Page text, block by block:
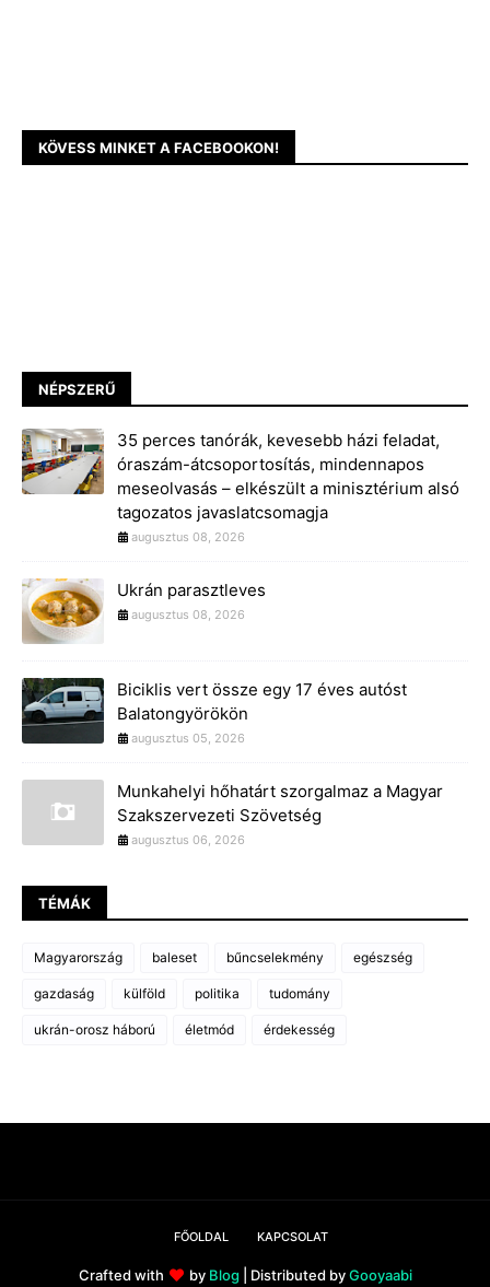
KÖVESS MINKET A FACEBOOKON!
NÉPSZERŰ
35 perces tanórák, kevesebb házi feladat,
óraszám-átcsoportosítás, mindennapos
meseolvasás – elkészült a minisztérium alsó
tagozatos javaslatcsomagja
augusztus 08, 2026
Ukrán parasztleves
augusztus 08, 2026
Biciklis vert össze egy 17 éves autóst
Balatongyörökön
augusztus 05, 2026
Munkahelyi hőhatárt szorgalmaz a Magyar
Szakszervezeti Szövetség
augusztus 06, 2026
TÉMÁK
Magyarország baleset bűncselekmény egészség
gazdaság külföld politika tudomány
ukrán-orosz háború életmód érdekesség
FŐOLDAL KAPCSOLAT
Crafted with by Blog| Distributed byGooyaabi